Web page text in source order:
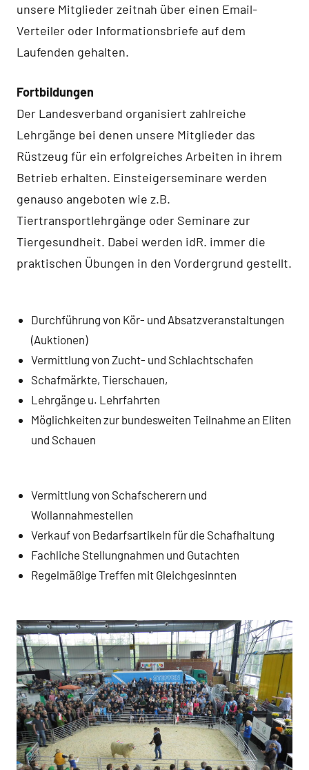
unsere Mitglieder zeitnah über einen Email-
Verteiler oder Informationsbriefe auf dem
Laufenden gehalten.
Fortbildungen
Der Landesverband organisiert zahlreiche
Lehrgänge bei denen unsere Mitglieder das
Rüstzeug für ein erfolgreiches Arbeiten in ihrem
Betrieb erhalten. Einsteigerseminare werden
genauso angeboten wie z.B.
Tiertransportlehrgänge oder Seminare zur
Tiergesundheit. Dabei werden idR. immer die
praktischen Übungen in den Vordergrund gestellt.
Durchführung von Kör- und Absatzveranstaltungen
(Auktionen)
Vermittlung von Zucht- und Schlachtschafen
Schafmärkte, Tierschauen,
Lehrgänge u. Lehrfahrten
Möglichkeiten zur bundesweiten Teilnahme an Eliten
und Schauen
Vermittlung von Schafscherern und
Wollannahmestellen
Verkauf von Bedarfsartikeln für die Schafhaltung
Fachliche Stellungnahmen und Gutachten
Regelmäßige Treffen mit Gleichgesinnten